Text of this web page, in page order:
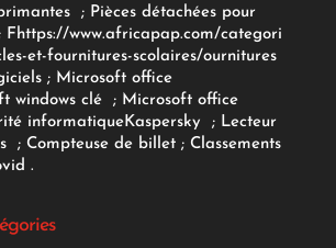
; Pièces détachées pour
F https://www.africapap.com/categori
et-fournitures-scolaires/ournitures
; Microsoft office
windows clé; Microsoft office
informatiqueKaspersky ; Lecteur
; Compteuse de billet; Classements
.